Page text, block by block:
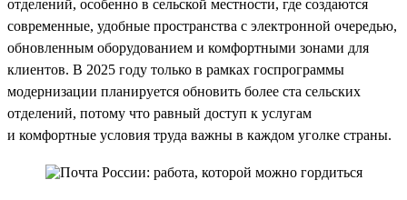
отделений, особенно в сельской местности, где создаются
современные, удобные пространства с электронной очередью,
обновленным оборудованием и комфортными зонами для
клиентов. В 2025 году только в рамках госпрограммы
модернизации планируется обновить более ста сельских
отделений, потому что равный доступ к услугам
и комфортные условия труда важны в каждом уголке страны.